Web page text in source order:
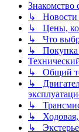
Знакомство
↳ Новости
↳ Цены,
↳ Что
↳ Покупка
↳ Общий
↳
↳
↳ Ходовая,
↳